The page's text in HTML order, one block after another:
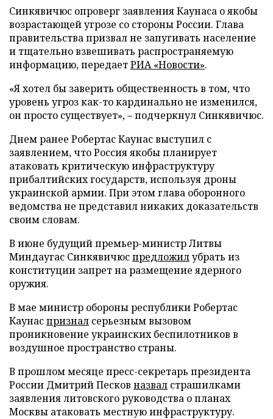
Синкявичюс опроверг заявления Каунаса о якобы
возрастающей угрозе со стороны России. Глава
правительства призвал не запугивать население
и тщательно взвешивать распространяемую
информацию, передаетРИА «Новости».
«Я хотел бы заверить общественность в том, что
уровень угроз как-то кардинально не изменился,
он просто существует», – подчеркнул Синкявичюс.
Днем ранее Робертас Каунас выступил с
заявлением, что Россия якобы планирует
атаковать критическую инфраструктуру
прибалтийских государств, используя дроны
украинской армии. При этом глава оборонного
ведомства не представил никаких доказательств
своим словам.
В июне будущий премьер-министр Литвы
Миндаугас Синкявичюспредложилубрать из
конституции запрет на размещение ядерного
оружия.
В мае министр обороны республики Робертас
Каунаспризнал серьезным вызовом
проникновение украинских беспилотников в
воздушное пространство страны.
В прошлом месяце пресс-секретарь президента
России Дмитрий Песков назвал страшилками
заявления литовского руководства о планах
Москвы атаковать местную инфраструктуру.